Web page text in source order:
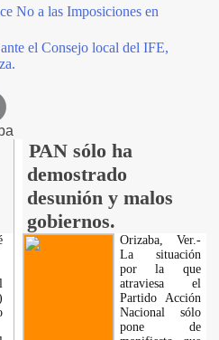
No a las Imposiciones en
el Consejo local del IFE,
PAN sólo ha
demostrado
desunión y malos
gobiernos.
Orizaba, Ver.-
La situación
por la que
atraviesa el
Partido Acción
Nacional sólo
pone de